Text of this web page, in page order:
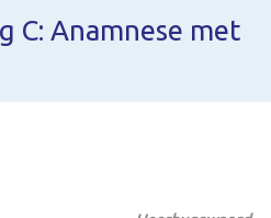
C: Anamnese met